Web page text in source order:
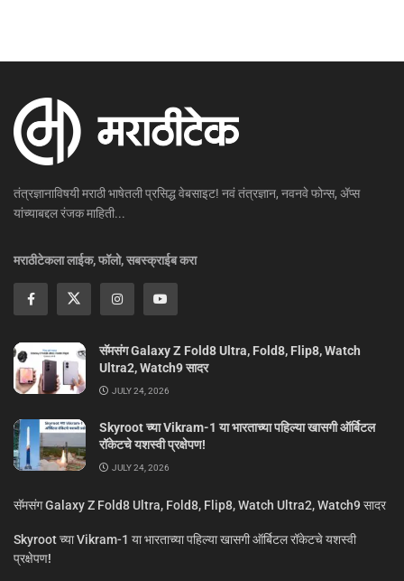
तंत्रज्ञानाविषयी मराठी भाषेतली प्रसिद्ध वेबसाइट! नवं तंत्रज्ञान, नवनवे फोन्स, ॲप्स
यांच्याबद्दल रंजक माहिती...
मराठीटेकला लाईक, फॉलो, सबस्क्राईब करा
सॅमसंग Galaxy Z Fold8 Ultra, Fold8, Flip8, Watch
Ultra2, Watch9 सादर
JULY 24, 2026
Skyroot च्या Vikram-1 या भारताच्या पहिल्या खासगी ऑर्बिटल
रॉकेटचे यशस्वी प्रक्षेपण!
JULY 24, 2026
सॅमसंग Galaxy Z Fold8 Ultra, Fold8, Flip8, Watch Ultra2, Watch9 सादर
Skyroot च्या Vikram-1 या भारताच्या पहिल्या खासगी ऑर्बिटल रॉकेटचे यशस्वी
प्रक्षेपण!